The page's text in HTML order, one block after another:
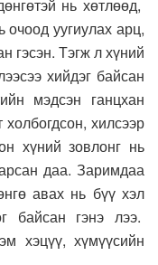
нь хөтлөөд,
очоод уугиулах арц,
гэсэн. Тэгж л хүний
хийдэг байсан
мэдсэн ганцхан
хилсээр
хүний зовлонг нь
даа. Заримдаа
авах нь бүү хэл
байсан гэнэ лээ.
хэцүү, хүмүүсийн